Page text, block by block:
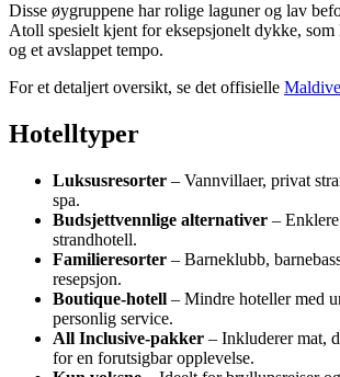
Disse øygruppene har rolige laguner og lav
Atoll spesielt kjent for eksepsjonelt dykke,
og et avslappet tempo.
For et detaljert oversikt, se det offisielle
Hotelltyper
Luksusresorter – Vannvillaer, privat
spa.
Budsjettvennlige alternativer –
strandhotell.
Familieresorter – Barneklubb,
resepsjon.
Boutique-hotell – Mindre hoteller med
personlig service.
All Inclusive-pakker – Inkluderer mat,
for en forutsigbar opplevelse.